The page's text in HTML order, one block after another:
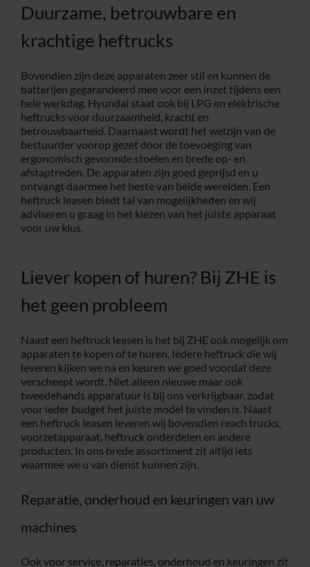
Duurzame, betrouwbare en
krachtige heftrucks
Bovendien zijn deze apparaten zeer stil en kunnen de
batterijen gegarandeerd mee voor een inzet tijdens een
hele werkdag. Hyundai staat ook bij LPG en elektrische
heftrucks voor duurzaamheid, kracht en
betrouwbaarheid. Daarnaast wordt het welzijn van de
bestuurder voorop gezet door de toevoeging van
ergonomisch gevormde stoelen en brede op- en
afstaptreden. De apparaten zijn goed geprijsd en u
ontvangt daarmee het beste van beide werelden. Een
heftruck leasen biedt tal van mogelijkheden en wij
adviseren u graag in het kiezen van het juiste apparaat
voor uw klus.
Liever kopen of huren? Bij ZHE is
het geen probleem
Naast een heftruck leasen is het bij ZHE ook mogelijk om
apparaten te kopen of te huren. Iedere heftruck die wij
leveren kijken we na en keuren we goed voordat deze
verscheept wordt. Niet alleen nieuwe maar ook
tweedehands apparatuur is bij ons verkrijgbaar, zodat
voor ieder budget het juiste model te vinden is. Naast
een heftruck leasen leveren wij bovendien reach trucks,
voorzetapparaat, heftruck onderdelen en andere
producten. In ons brede assortiment zit altijd iets
waarmee we u van dienst kunnen zijn.
Reparatie, onderhoud en keuringen van uw
machines
Ook voor service, reparaties, onderhoud en keuringen zit